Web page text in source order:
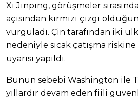
Xi Jinping, görüşmeler
açısından kırmızı çizgi
vurguladı. Çin tarafından iki
nedeniyle sıcak çatışma
uyarısı yapıldı.
Bunun sebebi Washington ile
yıllardır devam eden fiili